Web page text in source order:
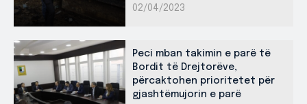
02/04/2023
Peci mban takimin e parë të
Bordit të Drejtorëve,
përcaktohen prioritetet për
gjashtëmujorin e parë